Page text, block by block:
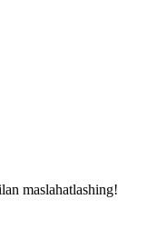
maslahatlashing!